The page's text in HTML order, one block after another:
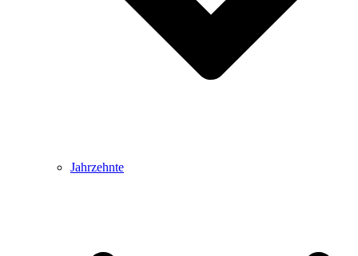
Jahrzehnte